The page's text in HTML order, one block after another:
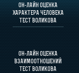
ОН-ЛАЙН ОЦЕНКА
ХАРАКТЕРА ЧЕЛОВЕКА
ТЕСТ ВОЛИКОВА
ОН-ЛАЙН ОЦЕНКА
ВЗАИМООТНОШЕНИЙ
ТЕСТ ВОЛИКОВА
ОЦЕНКА